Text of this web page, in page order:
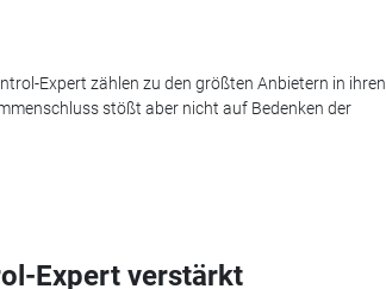
Expert zählen zu den größten Anbietern in ihren
stößt aber nicht auf Bedenken der
Expert verstärkt